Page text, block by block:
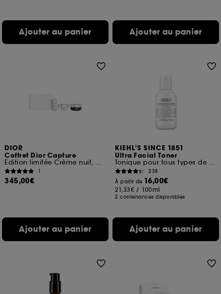
Ajouter au panier Ajouter au panier
DIOR
Coffret Dior Capture
Édition limitée Crème nuit, crème jour et sérum anti-âge
1
345,00€
Ajouter au panier
KIEHL'S SINCE 1851
Ultra Facial Toner
Tonique pour tous types de peaux Format voyage
238
À partir de 16,00€
21,33€ / 100ml
2 contenances disponibles
Ajouter au panier